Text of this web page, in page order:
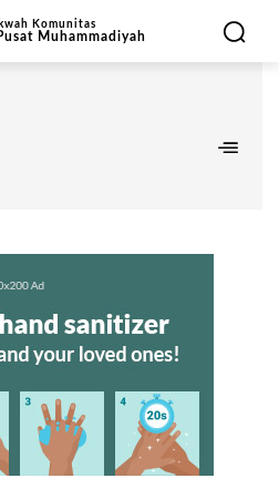
Komunitas
Muhammadiyah